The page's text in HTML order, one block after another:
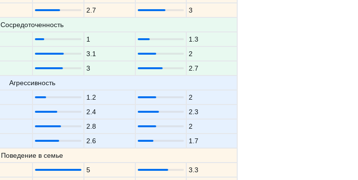
2.7
3
Сосредоточенность
1
1.3
3.1
2
3
2.7
Агрессивность
1.2
2
2.4
2.3
2.8
2
2.6
1.7
Поведение в семье
5
3.3